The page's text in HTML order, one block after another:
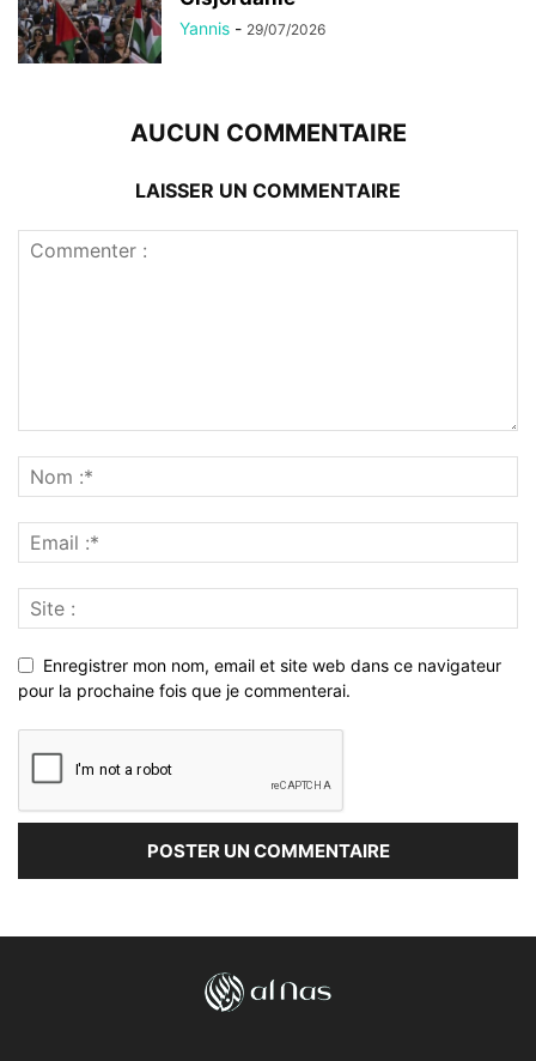
Yannis - 29/07/2026
AUCUN COMMENTAIRE
LAISSER UN COMMENTAIRE
Enregistrer mon nom, email et site web dans ce navigateur
pour la prochaine fois que je commenterai.